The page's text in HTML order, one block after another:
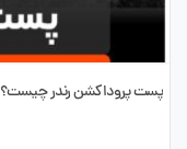
پست پروداکشن رندر چیست؟